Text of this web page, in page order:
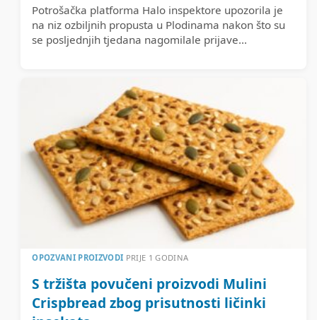
Potrošačka platforma Halo inspektore upozorila je
na niz ozbiljnih propusta u Plodinama nakon što su
se posljednjih tjedana nagomilale prijave...
OPOZVANI PROIZVODI PRIJE 1 GODINA
S tržišta povučeni proizvodi Mulini
Crispbread zbog prisutnosti ličinki